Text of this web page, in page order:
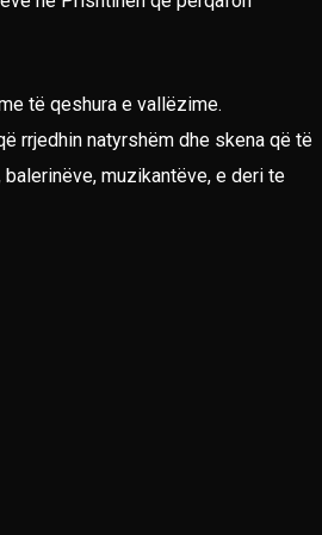
të qeshura e vallëzime.
rrjedhin natyrshëm dhe skena që të
muzikantëve, e deri te